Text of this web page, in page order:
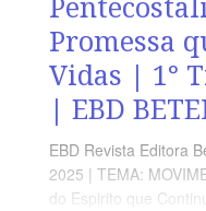
Promessa
Vidas | 1°
| EBD
EBD Revista Editora
2025 | TEMA:
do Espirito que